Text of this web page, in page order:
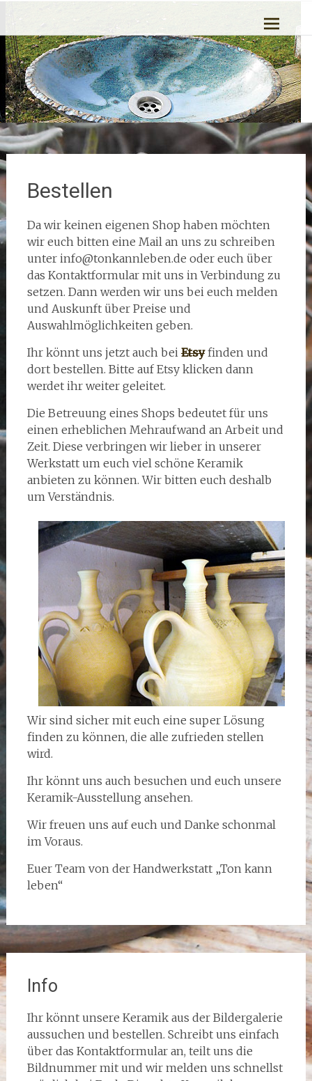
springen
Ton kann Leben
Bestellen
Da wir keinen eigenen Shop haben möchten
wir euch bitten eine Mail an uns zu schreiben
unter info@tonkannleben.de oder euch über
das Kontaktformular mit uns in Verbindung zu
setzen. Dann werden wir uns bei euch melden
und Auskunft über Preise und
Auswahlmöglichkeiten geben.
Ihr könnt uns jetzt auch bei Etsyfinden und
dort bestellen. Bitte auf Etsy klicken dann
werdet ihr weiter geleitet.
Die Betreuung eines Shops bedeutet für uns
einen erheblichen Mehraufwand an Arbeit und
Zeit. Diese verbringen wir lieber in unserer
Werkstatt um euch viel schöne Keramik
anbieten zu können. Wir bitten euch deshalb
um Verständnis.
Wir sind sicher mit euch eine super Lösung
finden zu können, die alle zufrieden stellen
wird.
Ihr könnt uns auch besuchen und euch unsere
Keramik-Ausstellung ansehen.
Wir freuen uns auf euch und Danke schonmal
im Voraus.
Euer Team von der Handwerkstatt „Ton kann
leben“
Info
Ihr könnt unsere Keramik aus der Bildergalerie
aussuchen und bestellen. Schreibt uns einfach
über das Kontaktformular an, teilt uns die
Bildnummer mit und wir melden uns schnellst